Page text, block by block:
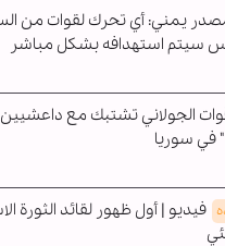
يمني: أي تحرك لقوات من
سيتم استهدافه بشكل مباشر
الجولاني تشتبك مع
في سوريا
فيديو | أول ظهور لقائد الثورة